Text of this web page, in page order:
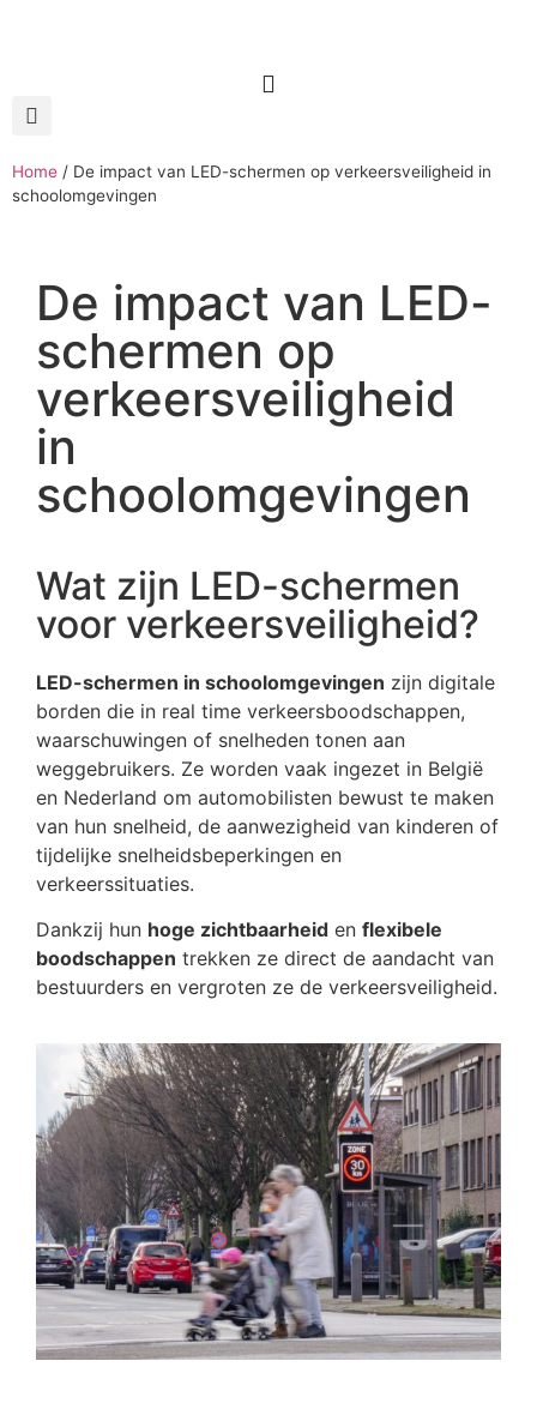
Home / De impact van LED-schermen op verkeersveiligheid in
schoolomgevingen
De impact van LED-
schermen op
verkeersveiligheid
in
schoolomgevingen
Wat zijn LED-schermen
voor verkeersveiligheid?
LED-schermen in schoolomgevingen zijn digitale
borden die in real time verkeersboodschappen,
waarschuwingen of snelheden tonen aan
weggebruikers. Ze worden vaak ingezet in België
en Nederland om automobilisten bewust te maken
van hun snelheid, de aanwezigheid van kinderen of
tijdelijke snelheidsbeperkingen en
verkeerssituaties.
Dankzij hun hoge zichtbaarheid en flexibele
boodschappen trekken ze direct de aandacht van
bestuurders en vergroten ze de verkeersveiligheid.